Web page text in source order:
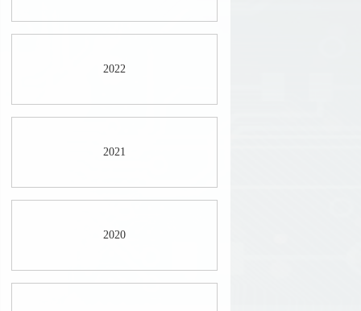
2022
2021
2020